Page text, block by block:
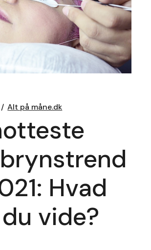
Alt på måne.dk
Hvad
vide?